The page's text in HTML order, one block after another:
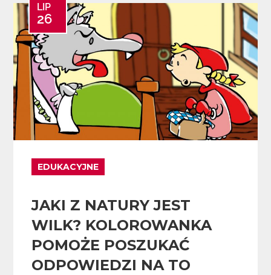
LIP
26
EDUKACYJNE
JAKI Z NATURY JEST
WILK? KOLOROWANKA
POMOŻE POSZUKAĆ
ODPOWIEDZI NA TO